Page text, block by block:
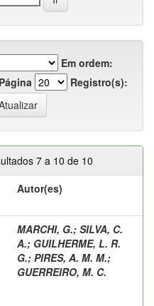
Em ordem:
Registro(s):
7 a 10 de 10
Autor(es)
MARCHI, G.; SILVA, C.
A.; GUILHERME, L. R.
G.; PIRES, A. M. M.;
GUERREIRO, M. C.